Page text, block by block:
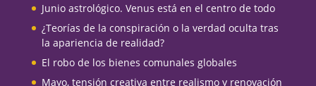
Junio astrológico. Venus está en el centro de todo
¿Teorías de la conspiración o la verdad oculta tras
la apariencia de realidad?
El robo de los bienes comunales globales
Mayo, tensión creativa entre realismo y renovación